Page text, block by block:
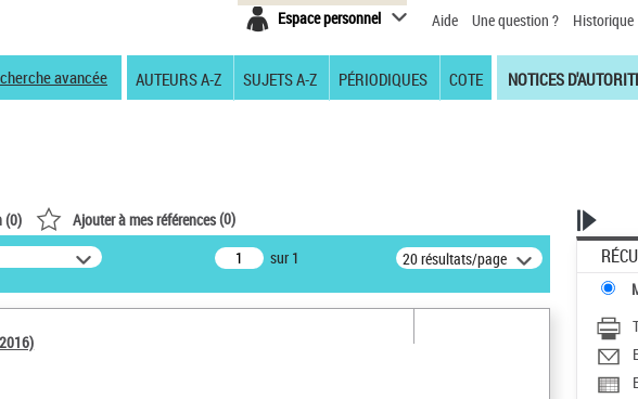
Espace personnel Aide Une question ? Historique
avancée AUTEURS A-Z SUJETS A-Z PÉRIODIQUES COTE NOTICES
(0) Ajouter à mes références(0)
sur 1 20 résultats/page